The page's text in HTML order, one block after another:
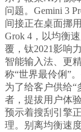
问题。Gemini 3
间接正在桌面挪
Grok 4，以均衡
覆，钛2021影响
智能输入法、更
称“世界最伶俐”
为了给客户供给“
者，提拔用户体
预示着搜刮引擎
理。别离均衡速